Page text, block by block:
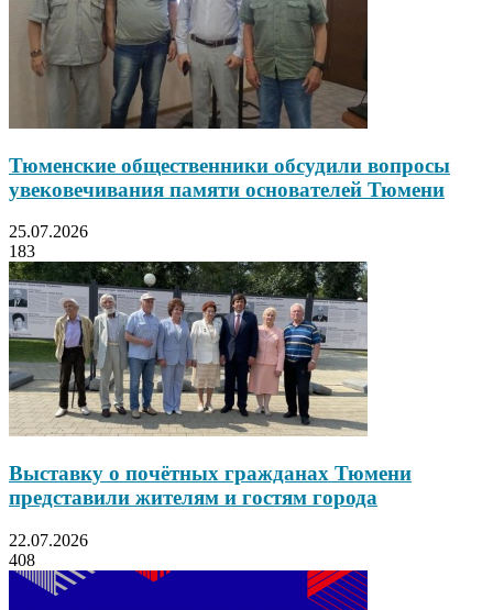
Тюменские общественники обсудили вопросы
увековечивания памяти основателей Тюмени
25.07.2026
183
Выставку о почётных гражданах Тюмени
представили жителям и гостям города
22.07.2026
408